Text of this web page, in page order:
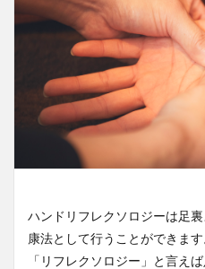
ハンドリフレクソロジーは足
康法として行うことができます
「リフレクソロジー」と言え